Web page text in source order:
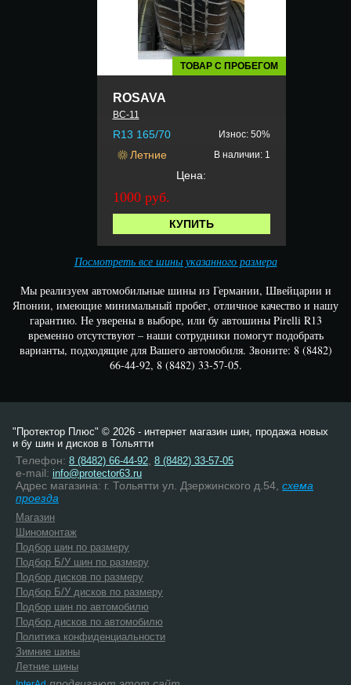
ТОВАР С ПРОБЕГОМ
ROSAVA
BC-11
R13 165/70 Износ: 50%
Летние В наличии: 1
Цена:
1000 руб.
КУПИТЬ
Посмотреть все шины указанного размера
Мы реализуем автомобильные шины из Германии, Швейцарии и
Японии, имеющие минимальный пробег, отличное качество и нашу
гарантию. Не уверены в выборе, или бу автошины Pirelli R13
временно отсутствуют – наши сотрудники помогут подобрать
варианты, подходящие для Вашего автомобиля. Звоните: 8 (8482)
66-44-92, 8 (8482) 33-57-05.
"Протектор Плюс" © 2026 - интернет магазин шин, продажа новых
и бу шин и дисков в Тольятти
Телефон: 8 (8482) 66-44-92 8 (8482) 33-57-05
e-mail: info@protector63.ru
Адрес магазина: г. Тольятти ул. Дзержинского д.54, схема
проезда
Магазин
Шиномонтаж
Подбор шин по размеру
Подбор Б/У шин по размеру
Подбор дисков по размеру
Подбор Б/У дисков по размеру
Подбор шин по автомобилю
Подбор дисков по автомобилю
Политика конфиденциальности
Зимние шины
Летние шины